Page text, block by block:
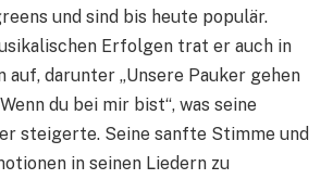
und sind bis heute populär.
Erfolgen trat er auch in
auf, darunter „Unsere Pauker gehen
du bei mir bist“, was seine
steigerte. Seine sanfte Stimme und
in seinen Liedern zu